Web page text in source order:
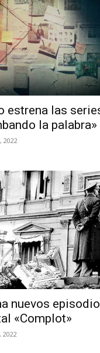
estrena las
la palabra»
2022
nuevos
«Complot»
2022